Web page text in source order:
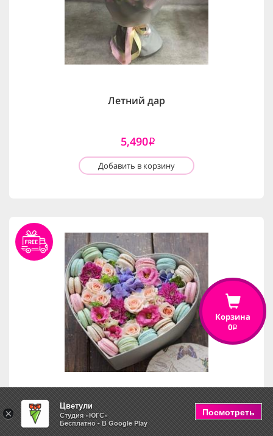
Летний дар
5,490i
Добавить в корзину
С любовью
Корзина
0i
×
Цветули
Студия «ЮГС»
Бесплатно - В Google Play
Посмотреть